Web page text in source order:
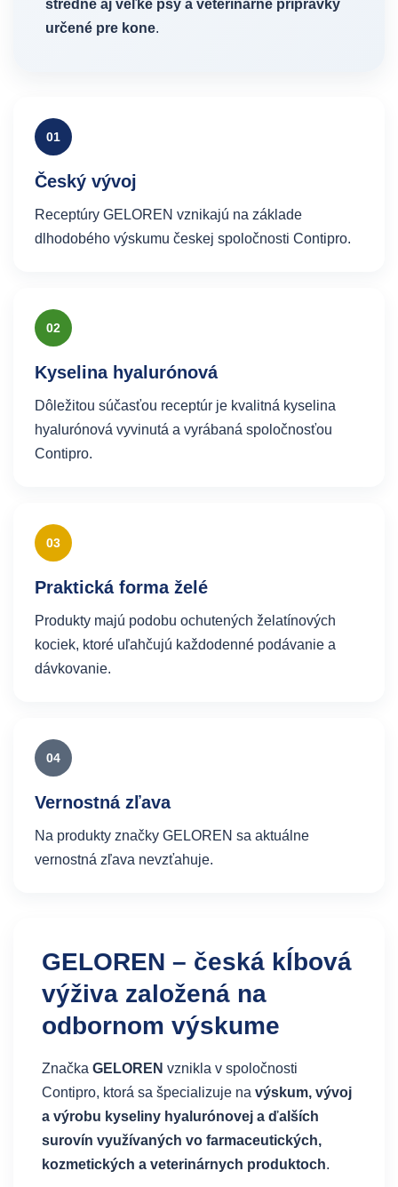
stredné aj veľké psy a veterinárne prípravky
určené pre kone.
01
Český vývoj
Receptúry GELOREN vznikajú na základe
dlhodobého výskumu českej spoločnosti Contipro.
02
Kyselina hyalurónová
Dôležitou súčasťou receptúr je kvalitná kyselina
hyalurónová vyvinutá a vyrábaná spoločnosťou
Contipro.
03
Praktická forma želé
Produkty majú podobu ochutených želatínových
kociek, ktoré uľahčujú každodenné podávanie a
dávkovanie.
04
Vernostná zľava
Na produkty značky GELOREN sa aktuálne
vernostná zľava nevzťahuje.
GELOREN – česká kĺbová
výživa založená na
odbornom výskume
Značka GELOREN vznikla v spoločnosti
Contipro, ktorá sa špecializuje na výskum, vývoj
a výrobu kyseliny hyalurónovej a ďalších
surovín využívaných vo farmaceutických,
kozmetických a veterinárnych produktoch.